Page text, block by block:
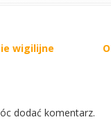
wigilijne
dodać komentarz.